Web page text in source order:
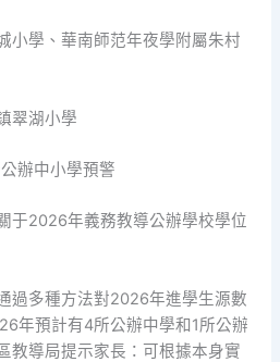
小學、華南師范年夜學附屬朱村
翠湖小學
辦中小學預警
于2026年義務教導公辦學校學位
過多種方法對2026年進學生源數
年預計有4所公辦中學和1所公辦
教導局提示家長：可根據本身實